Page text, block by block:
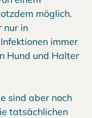
möglich.
nur in
immer
Hund und Halter
sind aber noch
tatsächlichen